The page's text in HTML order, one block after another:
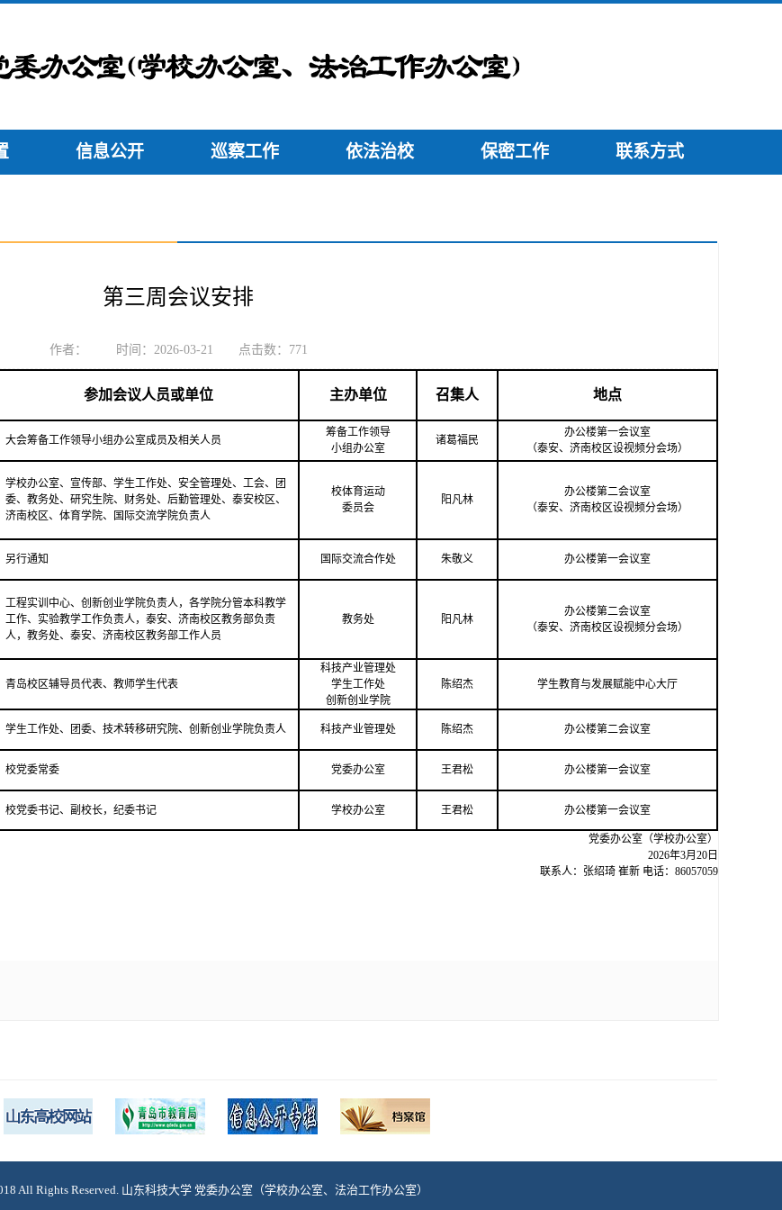
信息公开 巡察工作 依法治校 保密工作 联系方式
第三周会议安排
作者： 时间：2026-03-21 点击数： 771
参加会议人员或单位 主办单位 召集人 地点
大会筹备工作领导小组办公室成员及相关人员
筹备工作领导
小组办公室
诸葛福民
办公楼第一会议室
（泰安、济南校区设视频分会场）
学校办公室、宣传部、学生工作处、安全管理处、工会、团
委、教务处、研究生院、财务处、后勤管理处、泰安校区、
济南校区、体育学院、国际交流学院负责人
校体育运动
委员会
阳凡林
办公楼第二会议室
（泰安、济南校区设视频分会场）
另行通知 国际交流合作处 朱敬义 办公楼第一会议室
工程实训中心、创新创业学院负责人，各学院分管本科教学
工作、实验教学工作负责人，泰安、济南校区教务部负责
人，教务处、泰安、济南校区教务部工作人员
教务处 阳凡林
办公楼第二会议室
（泰安、济南校区设视频分会场）
青岛校区辅导员代表、教师学生代表
科技产业管理处
学生工作处
创新创业学院
陈绍杰 学生教育与发展赋能中心大厅
学生工作处、团委、技术转移研究院、创新创业学院负责人 科技产业管理处 陈绍杰 办公楼第二会议室
校党委常委 党委办公室 王君松 办公楼第一会议室
校党委书记、副校长，纪委书记 学校办公室 王君松 办公楼第一会议室
党委办公室（学校办公室）
2026年3月 20 日
联系人：张绍琦 崔新 电话：86057059
All Rights Reserved. 山东科技大学 党委办公室（学校办公室、法治工作办公室）